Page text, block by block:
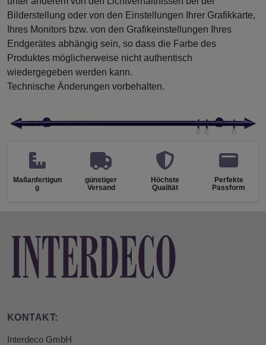
Bilderstellung oder von den Einstellungen Ihrer Grafikkarte,
Ihres Monitors bzw. von den Grafikeinstellungen Ihres
Endgerätes abhängig sein, so dass die Farbe des
Produktes möglicherweise nicht authentisch
wiedergegeben werden kann.
Technische Änderungen vorbehalten.
Maßanfertigun
g
günstiger
Versand
Höchste
Qualität
Perfekte
Passform
KONTAKT:
Interdeco GmbH